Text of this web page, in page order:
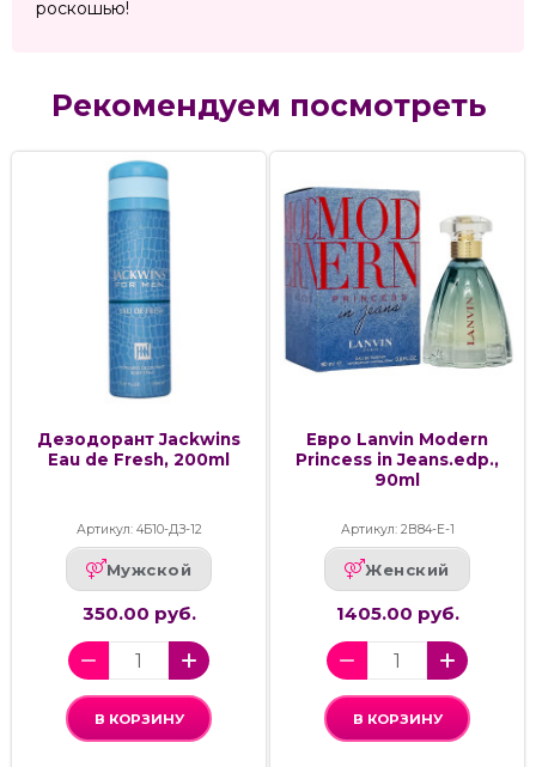
роскошью!
Рекомендуем посмотреть
Дезодорант Jackwins
Eau de Fresh, 200ml
Артикул: 4Б10-ДЗ-12
Мужской
350.00 руб.
В КОРЗИНУ
Евро Lanvin Modern
Princess in Jeans.edp.,
90ml
Артикул: 2В84-Е-1
Женский
1405.00 руб.
В КОРЗИНУ